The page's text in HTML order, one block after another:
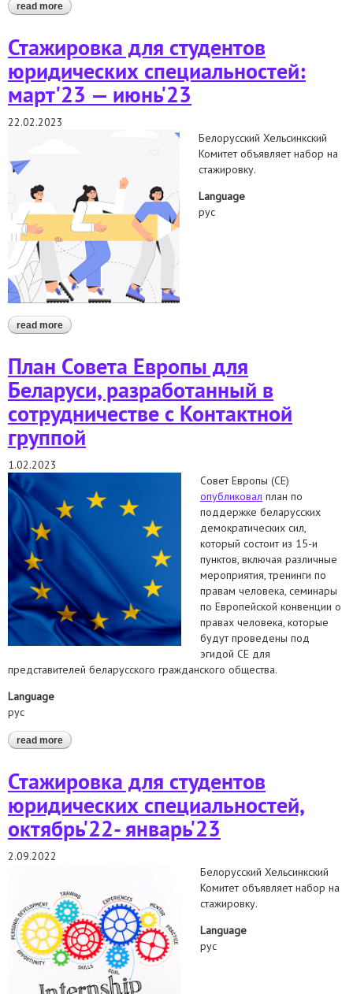
read more about совместное заявление беларусских правозащитных
организаций по поводу распространения юридическим
Стажировка для студентов
юридических специальностей:
март'23 — июнь'23
22.02.2023
Белорусский Хельсинкский
Комитет объявляет набор на
стажировку.
Language
рус
read more about стажировка для студентов юридических
специальностей: март'23 — июнь'23
План Совета Европы для
Беларуси, разработанный в
сотрудничестве с Контактной
группой
1.02.2023
Совет Европы (СЕ)
опубликовал план по
поддержке беларусских
демократических сил,
который состоит из 15-и
пунктов, включая различные
мероприятия, тренинги по
правам человека, семинары
по Европейской конвенции о
правах человека, которые
будут проведены под
эгидой СЕ для
представителей беларусского гражданского общества.
Language
рус
read more about план совета европы для беларуси, разработанный в
сотрудничестве с контактной группой
Стажировка для студентов
юридических специальностей,
октябрь'22- январь'23
2.09.2022
Белорусский Хельсинкский
Комитет объявляет набор на
стажировку.
Language
рус